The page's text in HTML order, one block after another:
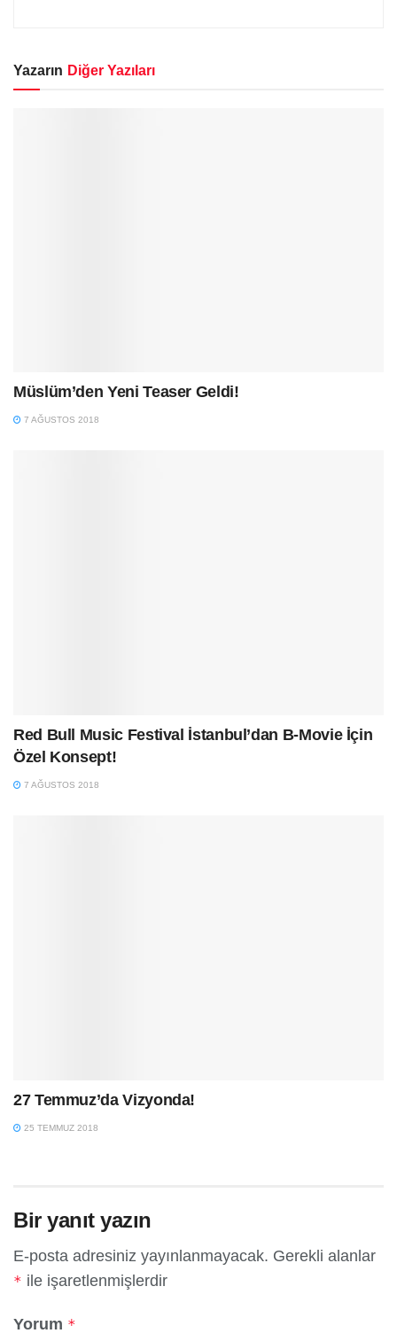
Yazarın Diğer Yazıları
Müslüm’den Yeni Teaser Geldi!
7 AĞUSTOS 2018
Red Bull Music Festival İstanbul’dan B-Movie İçin
Özel Konsept!
7 AĞUSTOS 2018
27 Temmuz’da Vizyonda!
25 TEMMUZ 2018
Bir yanıt yazın
E-posta adresiniz yayınlanmayacak. Gerekli alanlar
* ile işaretlenmişlerdir
Yorum *